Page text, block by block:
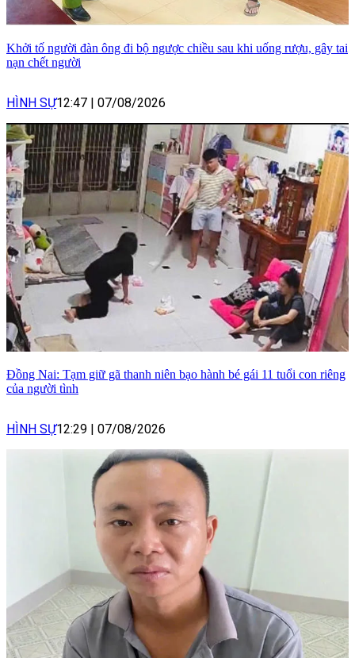
Khởi tố người đàn ông đi bộ ngược chiều sau khi uống rượu, gây tai
nạn chết người
HÌNH SỰ12:47 07/08/2026
Đồng Nai: Tạm giữ gã thanh niên bạo hành bé gái 11 tuổi con riêng
của người tình
HÌNH SỰ12:29 07/08/2026